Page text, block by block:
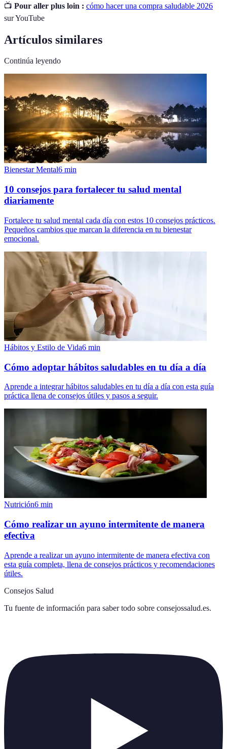
📺 Pour aller plus loin : cómo hacer una compra saludable 2026
sur YouTube
Artículos similares
Continúa leyendo
Bienestar Mental6 min
10 consejos para fortalecer tu salud mental
diariamente
Fortalece tu salud mental cada día con estos 10 consejos prácticos.
Pequeños cambios que marcan la diferencia en tu bienestar
emocional.
Hábitos y Estilo de Vida6 min
Cómo adoptar hábitos saludables en tu día a día
Aprende a integrar hábitos saludables en tu día a día con esta guía
práctica llena de consejos útiles y pasos a seguir.
Nutrición6 min
Cómo realizar un ayuno intermitente de manera
efectiva
Aprende a realizar un ayuno intermitente de manera efectiva con
esta guía completa, llena de consejos prácticos y recomendaciones
útiles.
Consejos Salud
Tu fuente de información para saber todo sobre consejossalud.es.